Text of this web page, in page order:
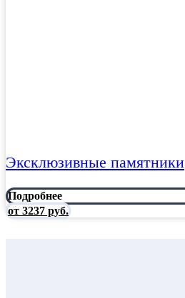
Эксклюзивные памятники
Подробнее
от 3237 руб.